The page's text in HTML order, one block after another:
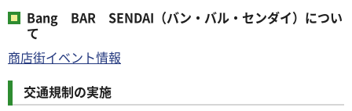
Bang BAR SENDAI（バン・バル・センダイ）につい
て
商店街イベント情報
交通規制の実施